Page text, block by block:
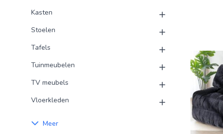
Kasten
Stoelen
Tafels
Tuinmeubelen
TV meubels
Vloerkleden
Meer